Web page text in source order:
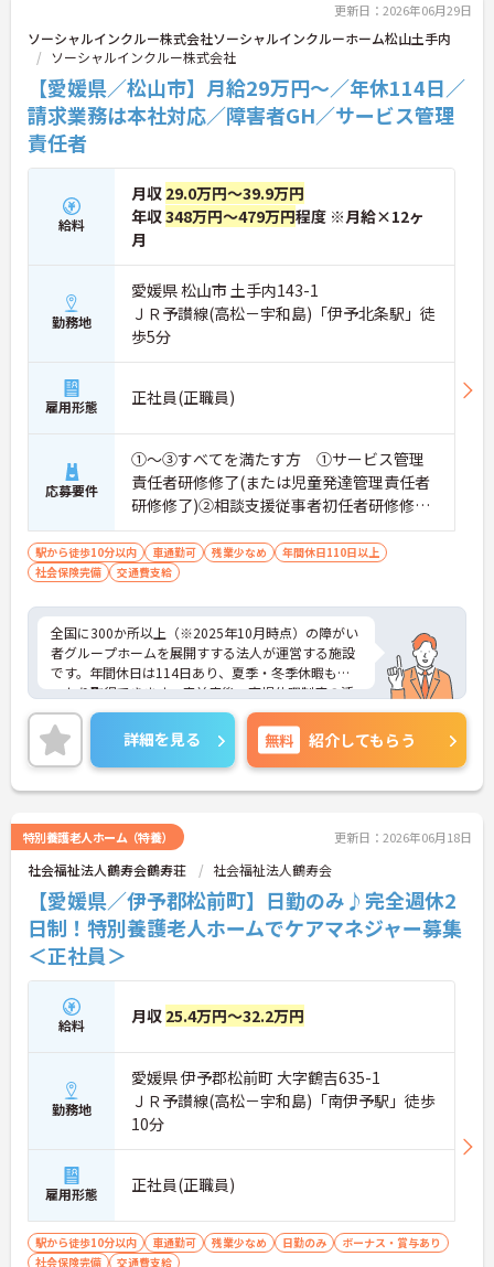
ご興味のある方には、面接対策ポイントなどさらに
詳細をお話いたしますので、お気軽にご相談くださ
い。
更新日：2026年06月29日
ソーシャルインクルー株式会社ソーシャルインクルーホーム松山土手内
ソーシャルインクルー株式会社
【愛媛県／松山市】月給29万円～／年休114日／
請求業務は本社対応／障害者GH／サービス管理
責任者
給料
月収 29.0万円～39.9万円
年収348万円～479万円程度 ※月給×12ヶ
月
勤務地
愛媛県 松山市 土手内143-1
ＪＲ予讃線(高松－宇和島)「伊予北条駅」徒
歩5分
雇用形態 正社員(正職員)
応募要件
①～③すべてを満たす方 ①サービス管理
責任者研修修了(または児童発達管理責任者
研修修了)②相談支援従事者初任者研修修了
(または相談支援従事者実務者研修修了)③普
通自動車運転免許(AT限定可)
駅から徒歩10分以内 車通勤可 残業少なめ
年間休日110日以上
社会保険完備
交通費支給
全国に300か所以上（※2025年10月時点）の障がい
者グループホームを展開すする法人が運営する施設
です。年間休日は114日あり、夏季・冬季休暇もし
っかり取得できます。産前産後・育児休暇制度の活
用実績も豊富で、子育て中の方も多数活躍してお
り、ライフステージに変化があっても安心して長く
働ける環境です。職場では20代から60代まで幅広い
年代のスタッフがそれぞれの経験を活かして活躍し
ています。一般社員研修や外部勉強会受講支援な
心です。また、請求・申請業務は本社専門部署が一
括対応するため、利用者さまへの支援に集中できま
す。キャリアアップを目指したい方、プライベート
と両立しながら専門性を高めたい方におすすめで
す。ご興味のある方は詳細等をお伝えしますので、
お気軽にお問い合わせください。
詳細を見る 無料 紹介してもらう
特別養護老人ホーム（特養） 更新日：2026年06月18日
社会福祉法人鶴寿会鶴寿荘 社会福祉法人鶴寿会
【愛媛県／伊予郡松前町】日勤のみ♪完全週休2
日制！特別養護老人ホームでケアマネジャー募集
＜正社員＞
給料 月収 25.4万円～32.2万円
勤務地
愛媛県 伊予郡松前町 大字鶴吉635-1
ＪＲ予讃線(高松－宇和島)「南伊予駅」徒歩
10分
雇用形態 正社員(正職員)
駅から徒歩10分以内 車通勤可 残業少なめ 日勤のみ
ボーナス・賞与あり
社会保険完備
交通費支給